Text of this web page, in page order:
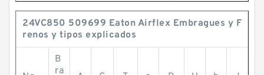
24VC850 509699 Eaton Airflex Embragues y F
renos y tipos explicados
B
ra